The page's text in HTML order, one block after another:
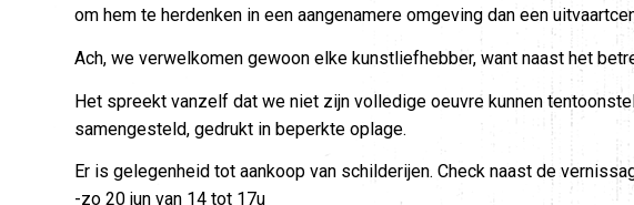
om hem te herdenken in een aangenamere omgeving dan een
Ach, we verwelkomen gewoon elke kunstliefhebber, want naast het
Het spreekt vanzelf dat we niet zijn volledige oeuvre kunnen
samengesteld, gedrukt in beperkte oplage.
Er is gelegenheid tot aankoop van schilderijen. Check naast de
-zo 20 jun van 14 tot 17u